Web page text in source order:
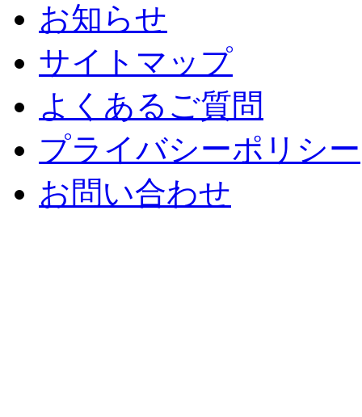
お知らせ
サイトマップ
よくあるご質問
プライバシーポリシー
お問い合わせ